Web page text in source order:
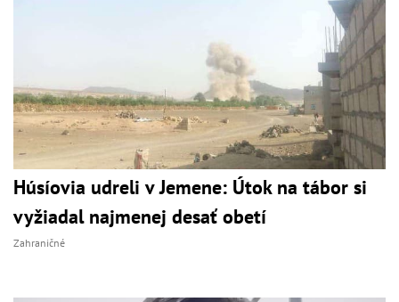
Húsíovia udreli v Jemene: Útok na tábor si
vyžiadal najmenej desať obetí
Zahraničné